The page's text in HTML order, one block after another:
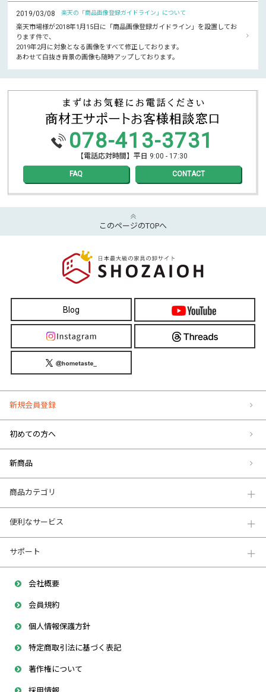
2019/03/08 楽天の「商品画像登録ガイドライン」について
楽天市場様が2018年1月15日に「商品画像登録ガイドライン」を設置してお
ります件で、
2019年2月に対象となる画像をすべて修正しております。
あわせて白抜き背景の画像も随時アップしております。
078-413-3731
【電話応対時間】平日 9:00 - 17:30
FAQ CONTACT
このページのTOPへ
Blog
新規会員登録
初めての方へ
新商品
商品カテゴリ
便利なサービス
サポート
会社概要
会員規約
個人情報保護方針
特定商取引法に基づく表記
著作権について